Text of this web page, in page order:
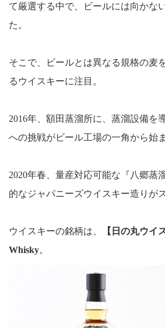
て厳選する中で、ビールには向かな
た。
そこで、ビールとは異なる規格の麦
るウイスキーに注目。
2016年、額田蒸溜所に、蒸溜設備を
への挑戦がビール工場の一角から始
2020年春、量産対応可能な『八郷蒸
的なジャパニーズウイスキー造りが
ウイスキーの銘柄は、
【日の丸ウイ
Whisky。